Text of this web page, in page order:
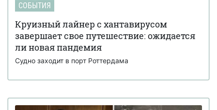
СОБЫТИЯ
Круизный лайнер с хантавирусом
завершает свое путешествие: ожидается
ли новая пандемия
Судно заходит в порт Роттердама